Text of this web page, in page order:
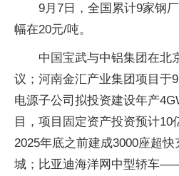
9月7日，全国累计9家钢
幅在20元/吨。
中国宝武与中铝集团在北
议；河南金汇产业集团项目于
电源子公司拟投资建设年产
目，项目固定资产投资预计10
2025年底之前建成3000座超
城；比亚迪海洋网中型轿车